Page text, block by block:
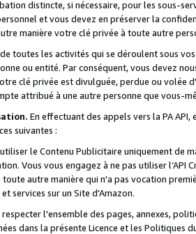
distincte, si nécessaire, pour les sous-
et vous devez en préserver la
manière votre clé privée à toute autre
toutes les activités qui se déroulent sous
ou entité. Par conséquent, vous devez
clé privée est divulguée, perdue ou volée
attribué à une autre personne que vous-
En effectuant des appels vers la PA
suivantes :
le Contenu Publicitaire uniquement de
Vous vous engagez à ne pas utiliser l’API
autre manière qui n'a pas vocation
services sur un Site d'Amazon.
respecter l'ensemble des pages, annexes,
dans la présente Licence et les Politiques